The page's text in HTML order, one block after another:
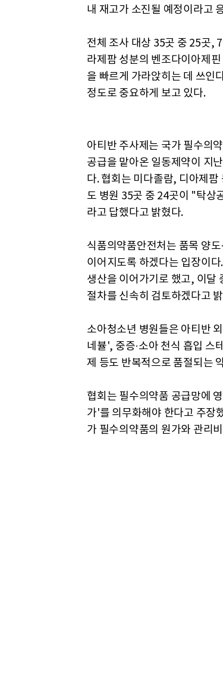
내 재고가 소진될 예정이라고
전체 조사 대상 35곳 중 25곳,
라제팜 성분의 벤조다이아제
을 빠르게 가라앉히는 데 쓰인
정도로 중요하게 보고 있다.
아티반 주사제는 국가 필수의
공급을 맡아온 일동제약이 지
다. 협회는 미다졸람, 디아제팜
도 병원 35곳 중 24곳이 "탁상
라고 답했다고 밝혔다.
식품의약품안전처는 품목 양
이어지도록 하겠다는 입장이
생산을 이어가기로 했고, 이달
절차를 신속히 검토하겠다고
소아청소년 병원들은 아티반
네뷸', 중증·소아 천식 흡입 스
제 등도 반복적으로 품절되는
협회는 필수의약품 공급망에
가'를 의무화해야 한다고 주장
가 필수의약품의 원가와 관리